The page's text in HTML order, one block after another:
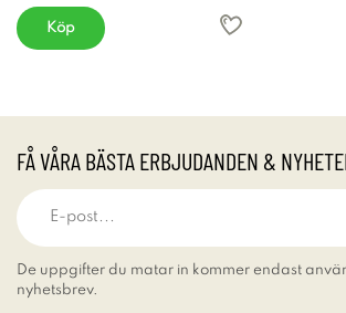
Köp
FÅ VÅRA BÄSTA ERBJUDANDEN &
De uppgifter du matar in kommer endast
nyhetsbrev.